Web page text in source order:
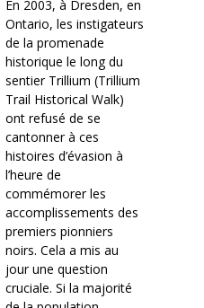
En 2003, à Dresden, en
Ontario, les instigateurs
de la promenade
historique le long du
sentier Trillium (Trillium
Trail Historical Walk)
ont refusé de se
cantonner à ces
histoires d’évasion à
l’heure de
commémorer les
accomplissements des
premiers pionniers
noirs. Cela a mis au
jour une question
cruciale. Si la majorité